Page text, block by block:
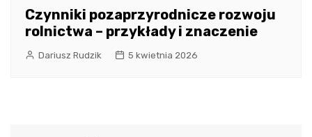
Czynniki pozaprzyrodnicze rozwoju
rolnictwa – przykłady i znaczenie
Dariusz Rudzik 5 kwietnia 2026